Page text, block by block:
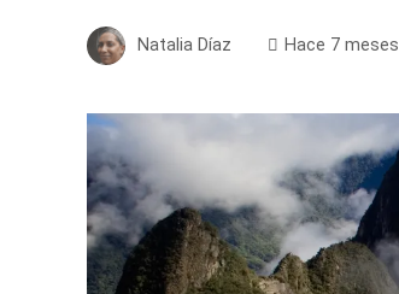
Natalia Díaz Hace 7 meses